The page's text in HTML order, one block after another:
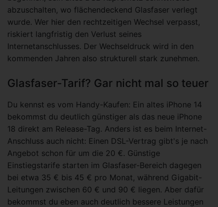
abzuschalten, wo flächendeckend Glasfaser verlegt
wurde. Wer hier den rechtzeitigen Wechsel verpasst,
riskiert langfristig den Verlust seines
Internetanschlusses. Der Wechseldruck wird in den
kommenden Jahren also strukturell stark zunehmen.
Glasfaser-Tarif? Gar nicht mal so teuer
Du kennst es vom Handy-Kaufen: Ein altes iPhone 14
bekommst du deutlich günstiger als das neue iPhone
18 direkt am Release-Tag. Anders ist es beim Internet-
Anschluss auch nicht: Einen DSL-Vertrag gibt's je nach
Angebot schon für um die 20 €. Günstige
Einstiegstarife starten im Glasfaser-Bereich dagegen
bei etwa 35 € bis 45 € pro Monat, während Gigabit-
Leitungen zwischen 60 € und 90 € liegen. Aber dafür
bekommst du eben auch deutlich bessere Leistungen